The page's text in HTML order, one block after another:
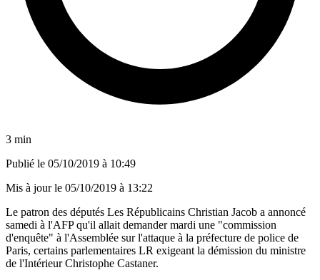
3 min
Publié le 05/10/2019 à 10:49
Mis à jour le 05/10/2019 à 13:22
Le patron des députés Les Républicains Christian Jacob a annoncé
samedi à l'AFP qu'il allait demander mardi une "commission
d'enquête" à l'Assemblée sur l'attaque à la préfecture de police de
Paris, certains parlementaires LR exigeant la démission du ministre
de l'Intérieur Christophe Castaner.